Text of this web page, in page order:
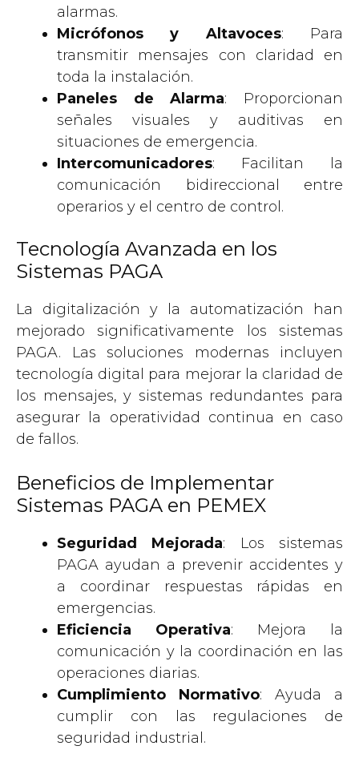
alarmas.
Micrófonos y Altavoces: Para
transmitir mensajes con claridad en
toda la instalación.
Paneles de Alarma: Proporcionan
señales visuales y auditivas en
situaciones de emergencia.
Intercomunicadores: Facilitan la
comunicación bidireccional entre
operarios y el centro de control.
Tecnología Avanzada en los
Sistemas PAGA
La digitalización y la automatización han
mejorado significativamente los sistemas
PAGA. Las soluciones modernas incluyen
tecnología digital para mejorar la claridad de
los mensajes, y sistemas redundantes para
asegurar la operatividad continua en caso
de fallos.
Beneficios de Implementar
Sistemas PAGA en PEMEX
Seguridad Mejorada: Los sistemas
PAGA ayudan a prevenir accidentes y
a coordinar respuestas rápidas en
emergencias.
Eficiencia Operativa: Mejora la
comunicación y la coordinación en las
operaciones diarias.
Cumplimiento Normativo: Ayuda a
cumplir con las regulaciones de
seguridad industrial.